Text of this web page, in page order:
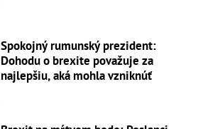
Spokojný rumunský prezident:
Dohodu o brexite považuje za
najlepšiu, aká mohla vzniknúť